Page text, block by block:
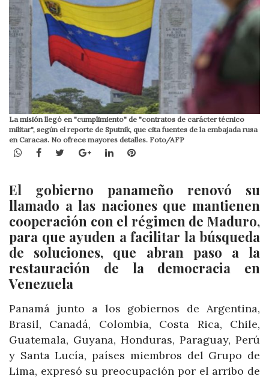
La misión llegó en "cumplimiento" de "contratos de carácter técnico
militar", según el reporte de Sputnik, que cita fuentes de la embajada rusa
en Caracas. No ofrece mayores detalles. Foto/AFP
WhatsApp
Facebook
TwitterGoogle+LinkedInPinterest
El gobierno panameño renovó su
llamado a las naciones que mantienen
cooperación con el régimen de Maduro,
para que ayuden a facilitar la búsqueda
de soluciones, que abran paso a la
restauración de la democracia en
Venezuela
Panamá junto a los gobiernos de Argentina,
Brasil, Canadá, Colombia, Costa Rica, Chile,
Guatemala, Guyana, Honduras, Paraguay, Perú
y Santa Lucía, países miembros del Grupo de
Lima, expresó su preocupación por el arribo de